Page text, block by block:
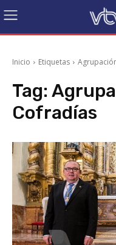
Inicio Etiquetas
Tag:
Cofradías